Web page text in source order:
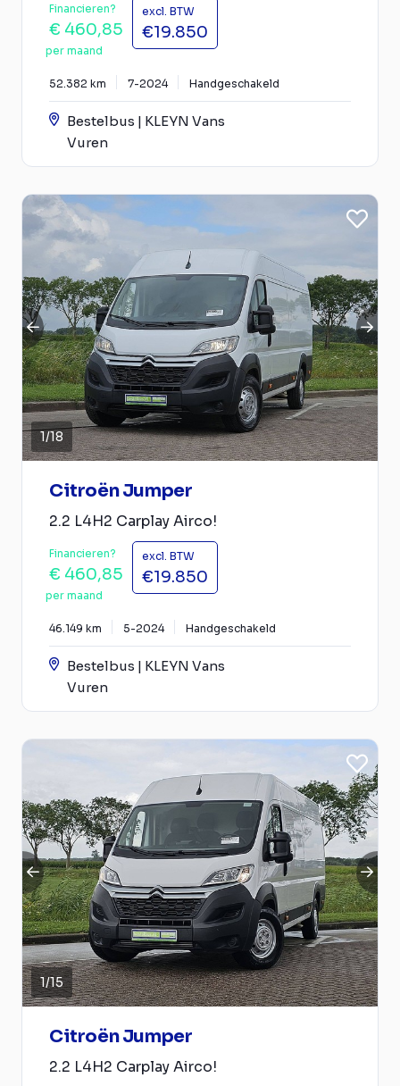
Financieren?
€ 460,85
per maand
excl. BTW
€19.850
52.382 km 7-2024 Handgeschakeld
Bestelbus | KLEYN Vans
Vuren
1/18
Citroën Jumper
2.2 L4H2 Carplay Airco!
Financieren?
€ 460,85
per maand
excl. BTW
€19.850
46.149 km 5-2024 Handgeschakeld
Bestelbus | KLEYN Vans
Vuren
1/15
Citroën Jumper
2.2 L4H2 Carplay Airco!